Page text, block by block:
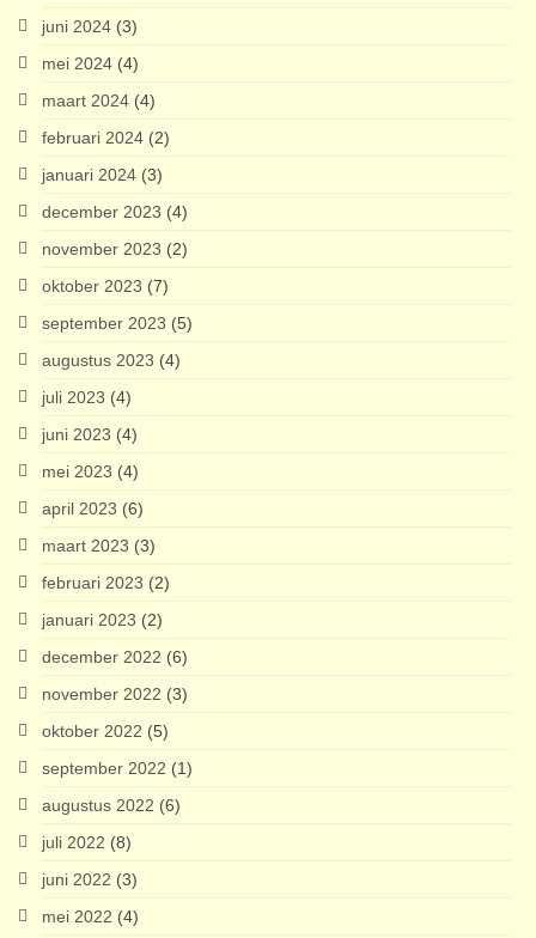
juni 2024 (3)
mei 2024 (4)
maart 2024 (4)
februari 2024 (2)
januari 2024 (3)
december 2023 (4)
november 2023 (2)
oktober 2023 (7)
september 2023 (5)
augustus 2023 (4)
juli 2023 (4)
juni 2023 (4)
mei 2023 (4)
april 2023 (6)
maart 2023 (3)
februari 2023 (2)
januari 2023 (2)
december 2022 (6)
november 2022 (3)
oktober 2022 (5)
september 2022 (1)
augustus 2022 (6)
juli 2022 (8)
juni 2022 (3)
mei 2022 (4)